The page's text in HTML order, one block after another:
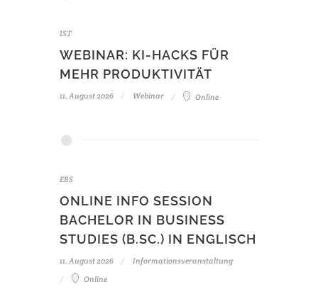
IST
WEBINAR: KI-HACKS FÜR
MEHR PRODUKTIVITÄT
11. August 2026 Webinar Online
EBS
ONLINE INFO SESSION
BACHELOR IN BUSINESS
STUDIES (B.SC.) IN ENGLISCH
11. August 2026
Informationsveranstaltung
Online